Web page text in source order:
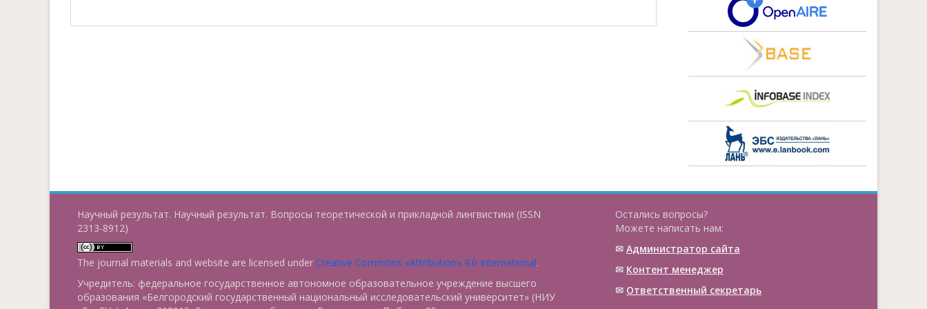
Научный результат. Научный результат. Вопросы теоретической и прикладной лингвистики (ISSN
2313-8912)
The journal materials and website are licensed under Creative Commons «Attribution» 4.0 International.
Учредитель: федеральное государственное автономное образовательное учреждение высшего
образования «Белгородский государственный национальный исследовательский университет» (НИУ
Остались вопросы?
Можете написать нам:
✉ Администратор сайта
✉ Контент менеджер
✉ Ответственный cекретарь